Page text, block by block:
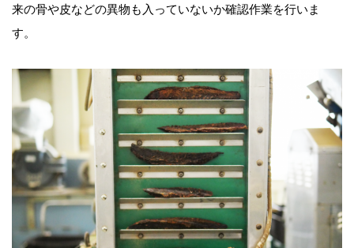
来の骨や皮などの異物も入っていないか確認作業を行いま
す。